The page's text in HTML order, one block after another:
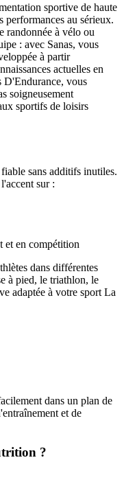
sportive de haute
performances au sérieux.
randonnée à vélo ou
: avec Sanas, vous
à partir
actuelles en
D'Endurance, vous
soigneusement
sportifs de loisirs
sans additifs inutiles.
sur :
et en compétition
dans différentes
à pied, le triathlon, le
adaptée à votre sport La
dans un plan de
et de
?